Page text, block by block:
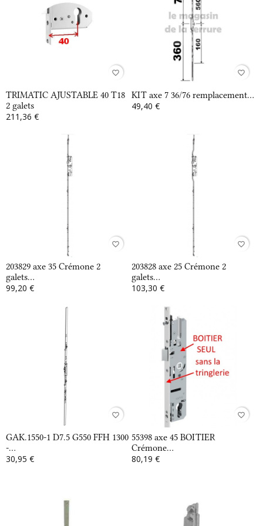
favorite_border
TRIMATIC AJUSTABLE 40 T18
2 galets
211,36 €
favorite_border
KIT axe 7 36/76 remplacement...
49,40 €
favorite_border
203829 axe 35 Crémone 2
galets...
99,20 €
favorite_border
203828 axe 25 Crémone 2
galets...
103,30 €
favorite_border
GAK.1550-1 D7.5 G550 FFH 1300
-...
30,95 €
favorite_border
55398 axe 45 BOITIER
Crémone...
80,19 €